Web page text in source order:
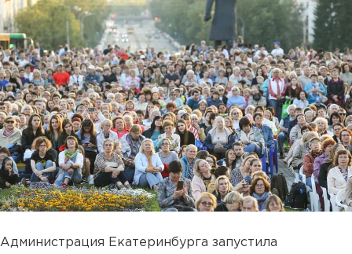
Администрация Екатеринбурга запустила